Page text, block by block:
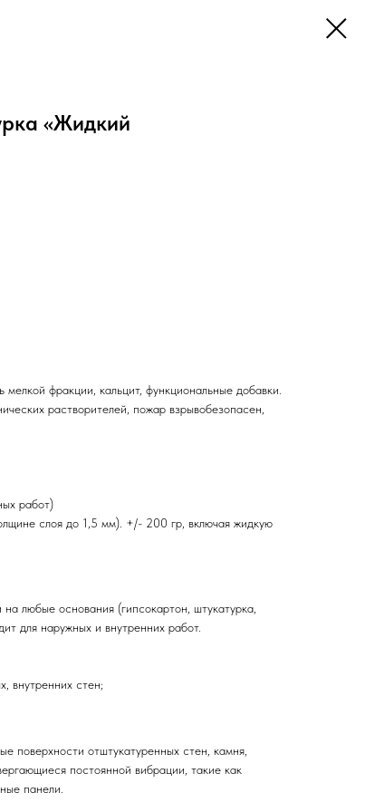
«Жидкий
фракции, кальцит, функциональные добавки.
растворителей, пожар взрывобезопасен,
работ)
слоя до 1,5 мм). +/- 200 гр, включая жидкую
любые основания (гипсокартон, штукатурка,
для наружных и внутренних работ.
внутренних стен;
поверхности отштукатуренных стен, камня,
постоянной вибрации, такие как
панели.